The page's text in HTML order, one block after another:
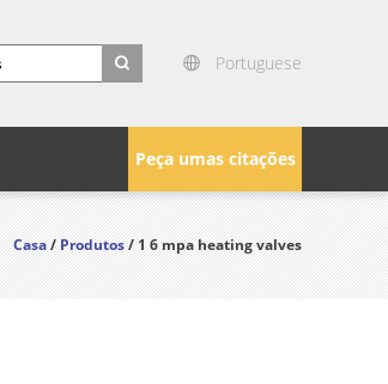
Portuguese
Peça umas citações
Casa/Produtos/ 1 6 mpa heating valves